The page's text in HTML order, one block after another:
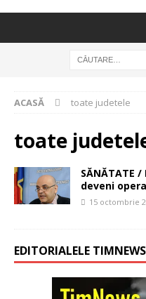
ACASĂ toate judetele
toate
SĂNĂTATE
deveni
15 octombrie
EDITORIALELE TIMNEWS